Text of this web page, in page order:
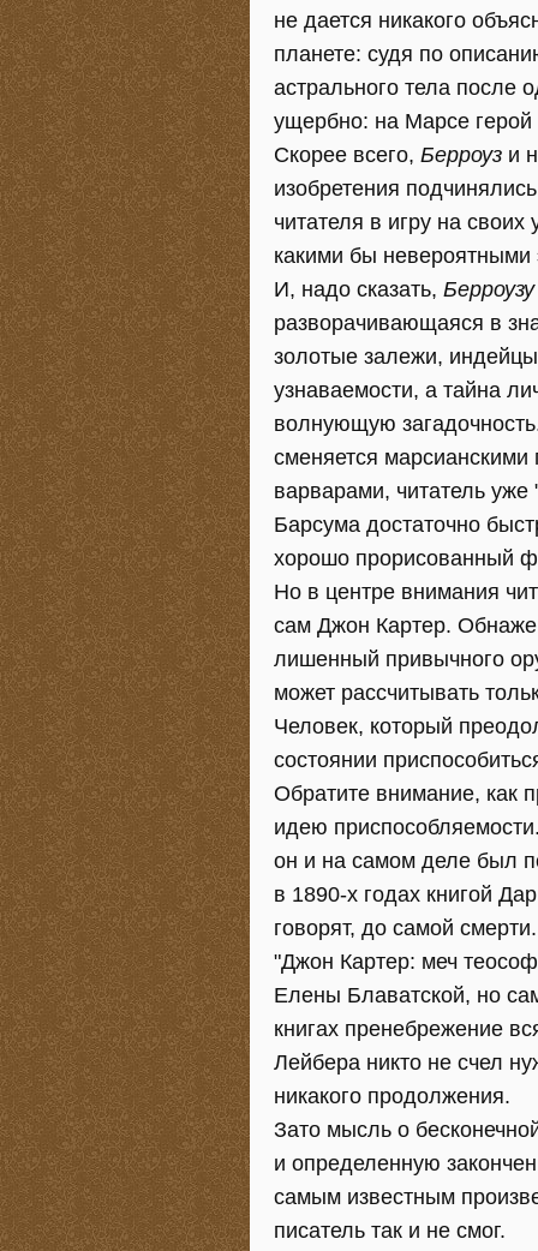
не дается никакого
планете: судя по
астрального тела после
ущербно: на Марсе герой
Скорее всего, Берроуз и
изобретения
читателя в игру на
какими бы
И, надо сказать, Берроузу
разворачивающаяся в
золотые залежи,
узнаваемости, а тайна
волнующую
сменяется
варварами, читатель
Барсума достаточно
хорошо прорисованный
Но в центре внимания
сам Джон Картер.
лишенный привычного
может рассчитывать
Человек, который
состоянии
Обратите внимание, как
идею
он и на самом деле был
в 1890-х годах книгой
говорят, до самой
"Джон Картер: меч
Елены Блаватской, но
книгах пренебрежение
Лейбера никто не счел
никакого продолжения.
Зато мысль о
и определенную
самым известным
писатель так и не смог.